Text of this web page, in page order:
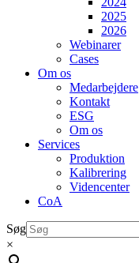
2025
2026
Webinarer
Cases
Om os
Medarbejdere
Kontakt
ESG
Om os
Services
Produktion
Kalibrering
Videncenter
CoA
Søg
×